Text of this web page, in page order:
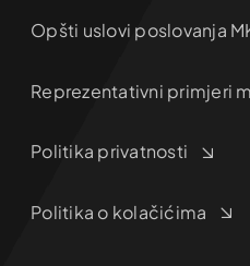
Opšti uslovi poslovanja
Reprezentativni primjeri
Politika privatnosti
Politika o kolačićima